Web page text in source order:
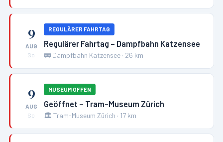
9
AUG
So
REGULÄRER FAHRTAG
Regulärer Fahrtag – Dampfbahn Katzensee
🚃 Dampfbahn Katzensee · 26 km
9
AUG
So
MUSEUM OFFEN
Geöffnet – Tram-Museum Zürich
🏛️ Tram-Museum Zürich · 17 km